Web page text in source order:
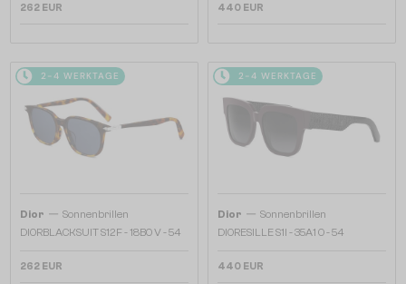
262 EUR 440 EUR
2-4 WERKTAGE
Dior — Sonnenbrillen
DIORBLACKSUIT S12F - 18B0 V - 54
262 EUR
2-4 WERKTAGE
Dior — Sonnenbrillen
DIORESILLE S1I - 35A1 O - 54
440 EUR